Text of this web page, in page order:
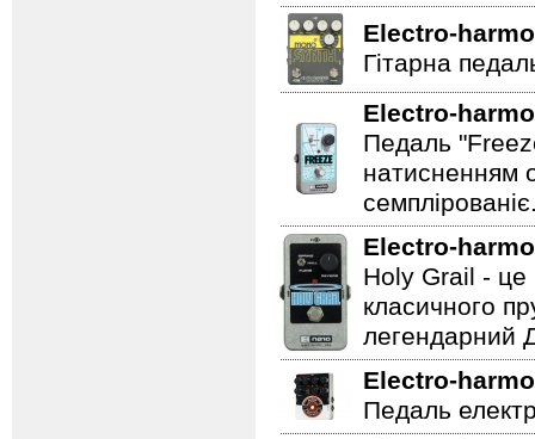
Electro-
Гітарна
Electro-
Педаль
натисненням
Electro-
Holy Grail - це
класичного
легендарний
Electro-
Педаль